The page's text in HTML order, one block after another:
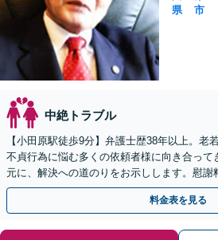
県
市
中絶トラブル
【小田原駅徒歩9分】弁護士歴38年以上。老
不貞行為に悩む多くの依頼者様に向き合って
元に、解決への道のりをお示しします。慰謝
か、離婚に際して心配なこと、まずはお聞か
料金表を見る